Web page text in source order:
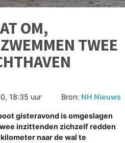
OM,
TWEE
18:35 uur Bron: NH Nieuws
gisteravond is omgeslagen
inzittenden zichzelf redden
naar de wal te